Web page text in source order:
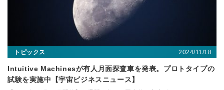
トピックス 2024/11/18
Intuitive Machinesが有人月面探査車を発表。プロトタイプの
試験を実施中【宇宙ビジネスニュース】